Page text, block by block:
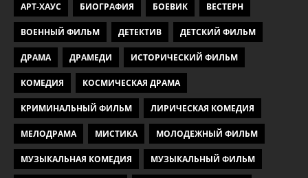
АРТ-ХАУС БИОГРАФИЯ БОЕВИК ВЕСТЕРН
ВОЕННЫЙ ФИЛЬМ ДЕТЕКТИВ ДЕТСКИЙ ФИЛЬМ
ДРАМА ДРАМЕДИ ИСТОРИЧЕСКИЙ ФИЛЬМ
КОМЕДИЯ КОСМИЧЕСКАЯ ДРАМА
КРИМИНАЛЬНЫЙ ФИЛЬМ ЛИРИЧЕСКАЯ КОМЕДИЯ
МЕЛОДРАМА МИСТИКА МОЛОДЕЖНЫЙ ФИЛЬМ
МУЗЫКАЛЬНАЯ КОМЕДИЯ МУЗЫКАЛЬНЫЙ ФИЛЬМ